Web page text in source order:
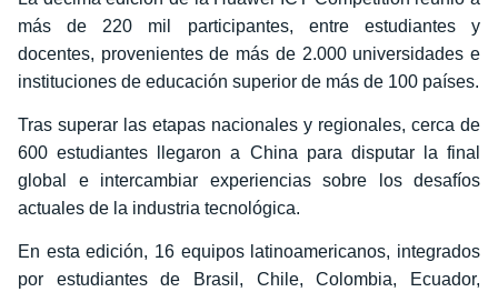
más de 220 mil participantes, entre estudiantes y
docentes, provenientes de más de 2.000 universidades e
instituciones de educación superior de más de 100 países.
Tras superar las etapas nacionales y regionales, cerca de
600 estudiantes llegaron a China para disputar la final
global e intercambiar experiencias sobre los desafíos
actuales de la industria tecnológica.
En esta edición, 16 equipos latinoamericanos, integrados
por estudiantes de Brasil, Chile, Colombia, Ecuador,